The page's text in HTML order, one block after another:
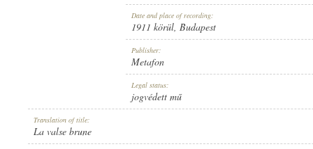
Date and place of recording:
1911 körül, Budapest
Publisher:
Metafon
Legal status:
jogvédett mű
Translation of title:
La valse brune